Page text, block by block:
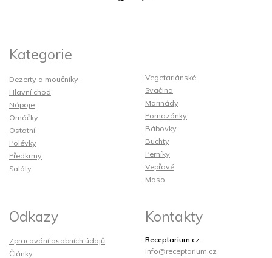
Kategorie
Dezerty a moučníky
Hlavní chod
Nápoje
Omáčky
Ostatní
Polévky
Předkrmy
Saláty
Vegetariánské
Svačina
Marinády
Pomazánky
Bábovky
Buchty
Perníky
Vepřové
Maso
Odkazy
Zpracování osobních údajů
Články
Kontakty
Receptarium.cz
info@receptarium.cz